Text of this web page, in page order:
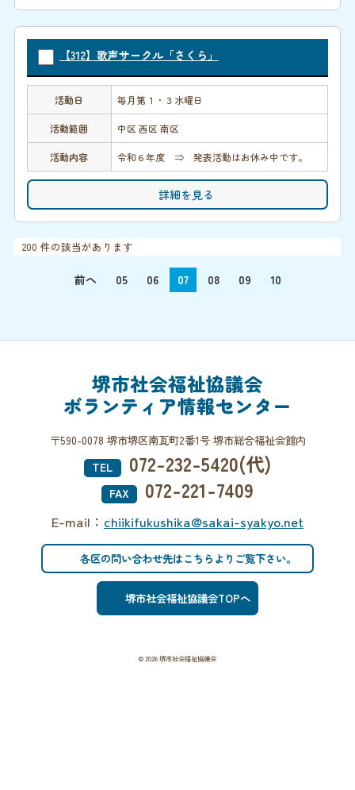
【312】歌声サークル「さくら」
活動日 毎月第１・３水曜日
活動範囲 中区 西区 南区
活動内容 令和６年度 ⇒ 発表活動はお休み中です。
詳細を見る
200 件の該当があります
前へ 05 06 07 08 09 10
堺市社会福祉協議会
ボランティア情報センター
〒590-0078 堺市堺区南瓦町2番1号 堺市総合福祉会館内
TEL
072-232-5420(代)
FAX 072-221-7409
E-mail： chiikifukushika@sakai-syakyo.net
各区の問い合わせ先はこちらよりご覧下さい。
堺市社会福祉協議会TOPへ
© 2026 堺市社会福祉協議会